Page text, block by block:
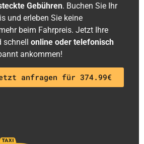
Gebühren. Buchen Sie Ihr
und erleben Sie keine
beim Fahrpreis. Jetzt Ihre
schnell online oder telefonisch
ankommen!
anfragen für 374.99€